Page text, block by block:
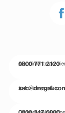
Atendimento ao
0800 771 2120
Entre em contato